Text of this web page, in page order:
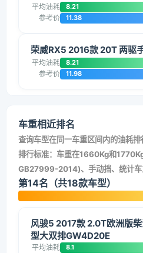
平均油耗 8.21
参考价 11.38
荣威RX5 2016款 20T 两驱
平均油耗 8.21
参考价 11.98
车重相近排名
查询车型在同一车重区间内的油耗排
排行标准：车重在1660Kg和
GB27999-2014)、手动挡、统计车
第14名（共18款车型）
风骏5 2017款 2.0T欧洲版
型大双排GW4D20E
平均油耗 8.1